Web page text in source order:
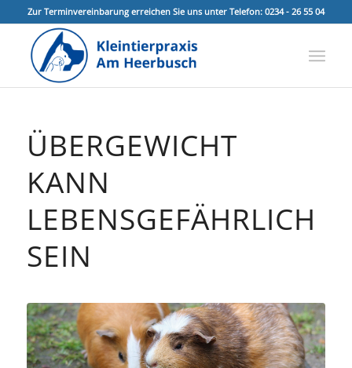
Zur Terminvereinbarung erreichen Sie uns unter Telefon: 0234 - 26 55 04
ÜBERGEWICHT
KANN
LEBENSGEFÄHRLICH
SEIN